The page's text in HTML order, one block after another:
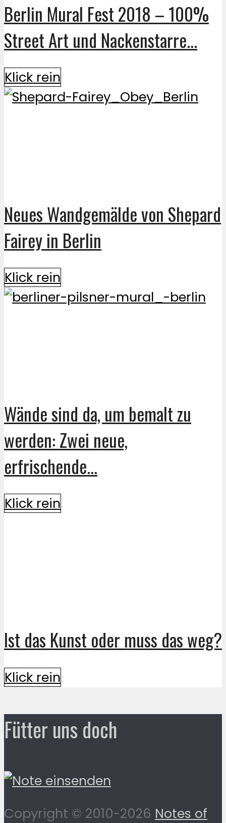
Berlin Mural Fest 2018 – 100%
Street Art und Nackenstarre...
Klick rein
Neues Wandgemälde von Shepard
Fairey in Berlin
Klick rein
Wände sind da, um bemalt zu
werden: Zwei neue,
erfrischende...
Klick rein
Ist das Kunst oder muss das weg?
Klick rein
Fütter uns doch
Copyright © 2010-2026 Notes of